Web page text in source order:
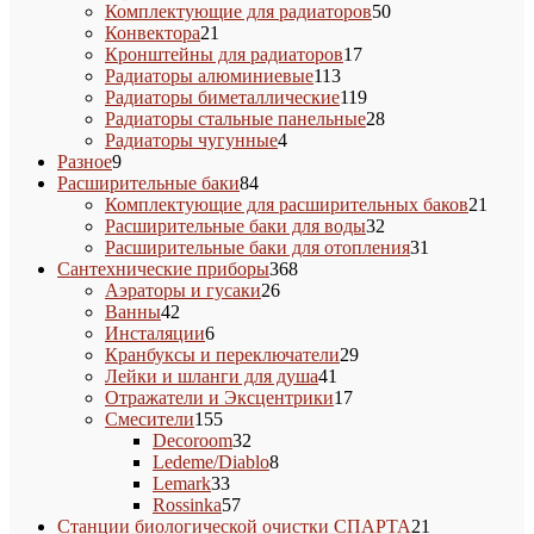
товара
Комплектующие для радиаторов5050
Конвектора21
товар
Кронштейны для радиаторов1717
Радиаторы алюминиевые113113
товаров
Радиаторы биметаллические119119
товаров
Радиаторы стальные панельные2828
Радиаторы чугунные44
Разное99
товаров
Расширительные баки8484
товара
Комплектующие для расширительных баков21
Расширительные баки для воды32
товара
Расширительные баки для отопления31
Сантехнические приборы368368
Аэраторы и гусаки2626
Ванны42
товара
Инсталяции66
товаров
Кранбуксы и переключатели2929
Лейки и шланги для душа41
товар
Отражатели и Эксцентрики1717
Смесители155155
товаров
Decoroom32
товара
Ledeme/Diablo88
Lemark3333
товара
Rossinka5757
товаров
Станции биологической очистки СПАРТА21